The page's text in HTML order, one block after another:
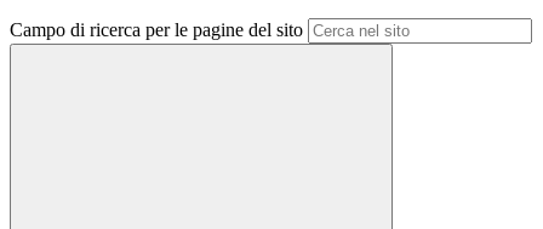
Campo di ricerca per le pagine del sito